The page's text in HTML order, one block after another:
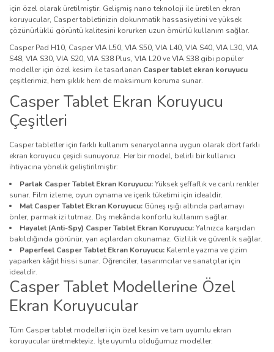
için özel olarak üretilmiştir. Gelişmiş nano teknoloji ile üretilen ekran
koruyucular, Casper tabletinizin dokunmatik hassasiyetini ve yüksek
çözünürlüklü görüntü kalitesini korurken uzun ömürlü kullanım sağlar.
Casper Pad H10, Casper VIA L50, VIA S50, VIA L40, VIA S40, VIA L30, VIA
S48, VIA S30, VIA S20, VIA S38 Plus, VIA L20 ve VIA S38 gibi popüler
modeller için özel kesim ile tasarlanan Casper tablet ekran koruyucu
çeşitlerimiz, hem şıklık hem de maksimum koruma sunar.
Casper Tablet Ekran Koruyucu
Çeşitleri
Casper tabletler için farklı kullanım senaryolarına uygun olarak dört farklı
ekran koruyucu çeşidi sunuyoruz. Her bir model, belirli bir kullanıcı
ihtiyacına yönelik geliştirilmiştir:
Parlak Casper Tablet Ekran Koruyucu:Yüksek şeffaflık ve canlı renkler
sunar. Film izleme, oyun oynama ve içerik tüketimi için idealdir.
Mat Casper Tablet Ekran Koruyucu: Güneş ışığı altında parlamayı
önler, parmak izi tutmaz. Dış mekânda konforlu kullanım sağlar.
Hayalet (Anti-Spy) Casper Tablet Ekran Koruyucu:Yalnızca karşıdan
bakıldığında görünür, yan açılardan okunamaz. Gizlilik ve güvenlik sağlar.
Paperfeel Casper Tablet Ekran Koruyucu: Kalemle yazma ve çizim
yaparken kâğıt hissi sunar. Öğrenciler, tasarımcılar ve sanatçılar için
idealdir.
Casper Tablet Modellerine Özel
Ekran Koruyucular
Tüm Casper tablet modelleri için özel kesim ve tam uyumlu ekran
koruyucular üretmekteyiz. İşte uyumlu olduğumuz modeller: